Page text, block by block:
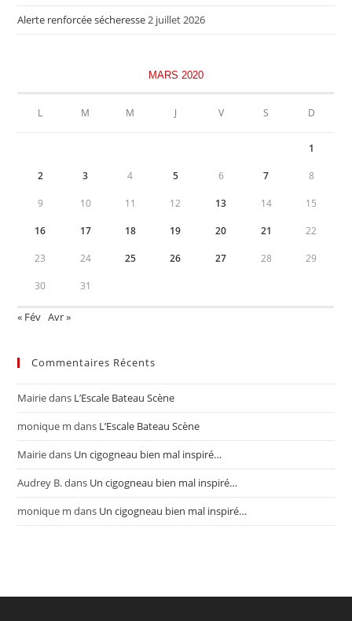
Alerte renforcée sécheresse2 juillet 2026
MARS 2020
L M M J V S D
1
2 3 4 5 6 7 8
9 10 11 12 13 14 15
16 17 18 19 20 21 22
23 24 25 26 27 28 29
30 31
« Fév Avr »
Commentaires Récents
Mairiedans L’Escale Bateau Scène
monique m dans L’Escale Bateau Scène
Mairiedans Un cigogneau bien mal inspiré…
Audrey B.dans Un cigogneau bien mal inspiré…
monique m dans Un cigogneau bien mal inspiré…